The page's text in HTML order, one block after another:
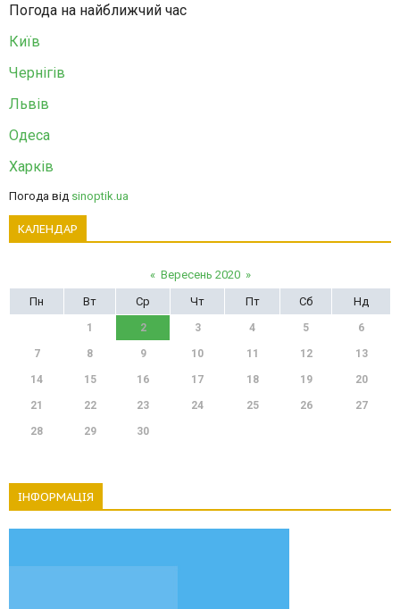
Погода на найближчий час
Київ
Чернігів
Львів
Одеса
Харків
Погода від sinoptik.ua
КАЛЕНДАР
« Вересень 2020 »
Пн
Вт Ср Чт Пт Сб Нд
1 2 3 4 5 6
7 8 9 10 11 12 13
14 15 16 17 18 19 20
21 22 23 24 25 26 27
28 29 30
ІНФОРМАЦІЯ